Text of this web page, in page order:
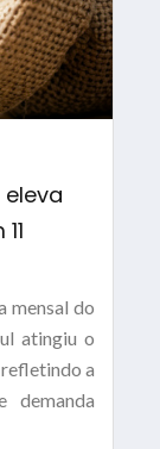
eleva
mensal do
atingiu o
a
demanda